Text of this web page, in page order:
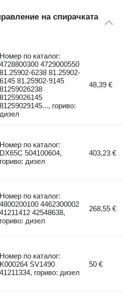
на спирачката
Номер по каталог:
4728800300 4729000550
81.25902-6238 81.25902-
6145 81.25902-9145
81259026238
81259026145
81259029145..., гориво:
дизел
48,39 €
Номер по каталог:
DX65C 504100604,
гориво: дизел
403,23 €
Номер по каталог:
4800200100 4462300002
41211412 42548638,
гориво: дизел
268,55 €
Номер по каталог:
K000264 SV1490
41211334, гориво: дизел
50 €